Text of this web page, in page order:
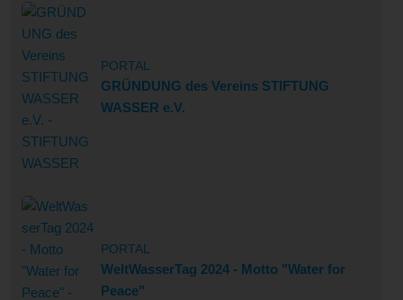
PORTAL
GRÜNDUNG des Vereins STIFTUNG
WASSER e.V.
PORTAL
WeltWasserTag 2024 - Motto "Water for
Peace"